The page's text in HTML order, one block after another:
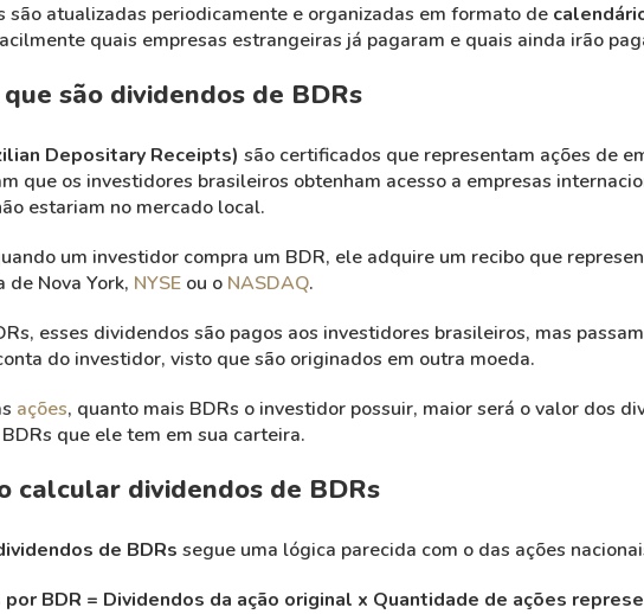
são atualizadas periodicamente e organizadas em formato de
quais empresas estrangeiras já pagaram e quais ainda irão
são dividendos de BDRs
Depositary Receipts) são certificados que representam ações de
que os investidores brasileiros obtenham acesso a empresas
estariam no mercado local.
um investidor compra um BDR, ele adquire um recibo que
de Nova York, NYSEou o NASDAQ.
esses dividendos são pagos aos investidores brasileiros, mas
do investidor, visto que são originados em outra moeda.
ações, quanto mais BDRs o investidor possuir, maior será o valor dos
que ele tem em sua carteira.
calcular dividendos de BDRs
de BDRs segue uma lógica parecida com o das ações
BDR = Dividendos da ação original x Quantidade de ações